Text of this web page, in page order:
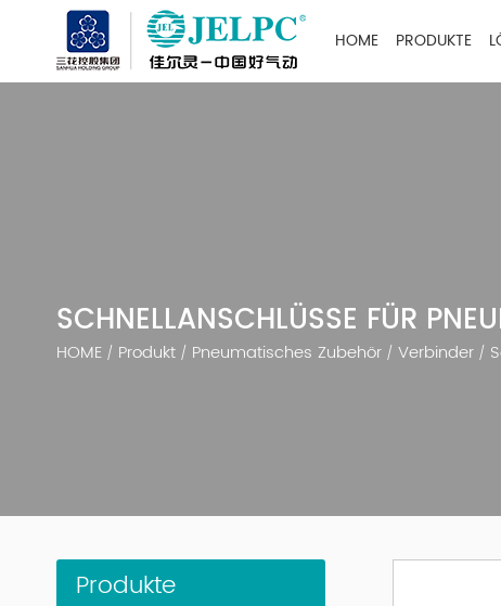
HOME PRODUKTE
SCHNELLANSCHLÜSSE FÜR
HOME / Produkt / Pneumatisches Zubehör / Verbinder /
Produkte